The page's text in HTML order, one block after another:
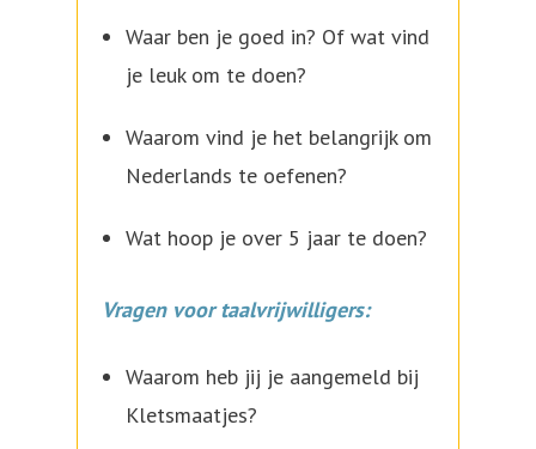
Waar ben je goed in? Of wat vind
je leuk om te doen?
Waarom vind je het belangrijk om
Nederlands te oefenen?
Wat hoop je over 5 jaar te doen?
Vragen voor taalvrijwilligers:
Waarom heb jij je aangemeld bij
Kletsmaatjes?